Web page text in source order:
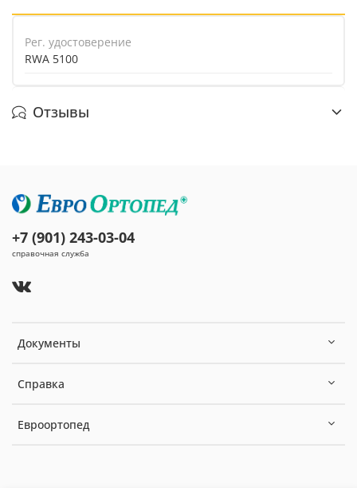
Рег. удостоверение
RWA 5100
Отзывы
Документы
Справка
Евроортопед
+7 (901) 243-03-04
справочная служба